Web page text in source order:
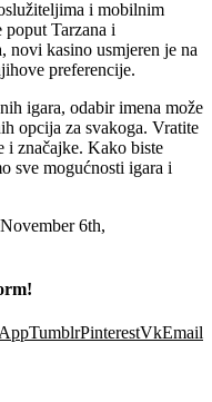
i mobilnim
Tarzana i
novi kasino usmjeren je na
preferencije.
igara, odabir imena može
opcija za svakoga. Vratite
i značajke. Kako biste
sve mogućnosti igara i
November 6th,
TumblrPinterestVkEmail